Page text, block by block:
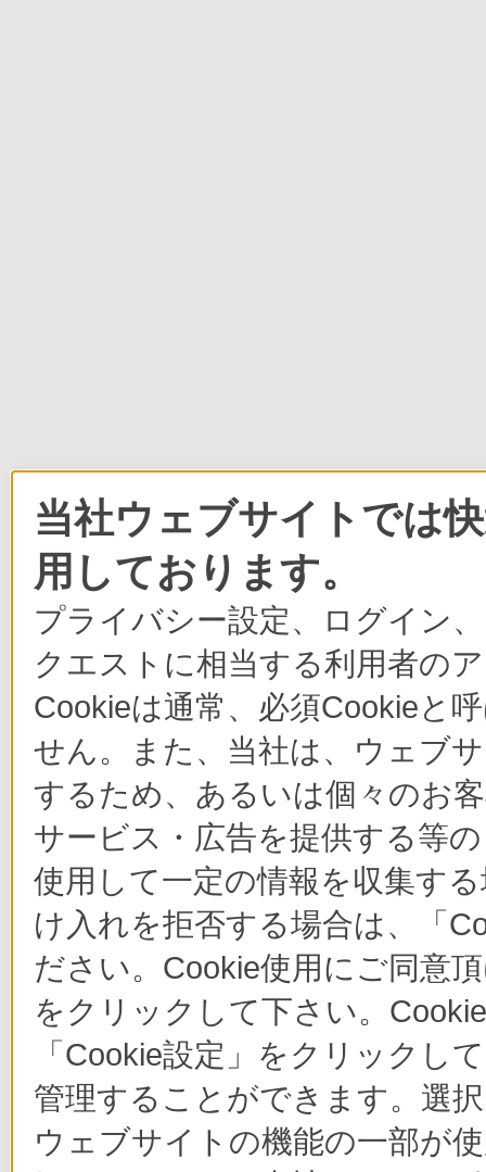
当社ウェブサイトでは
用しております。
プライバシー設定、ログイン
クエストに相当する利用者の
Cookieは通常、必須Cookieと
せん。また、当社は、ウェブ
するため、あるいは個々のお
サービス・広告を提供する等
使用して一定の情報を収集す
け入れを拒否する場合は、「
ださい。Cookie使用にご同意
をクリックして下さい。
「Cookie設定」をクリックし
管理することができます。選
ウェブサイトの機能の一部が